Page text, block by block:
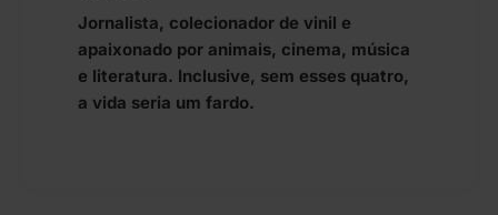
Jornalista, colecionador de vinil e
apaixonado por animais, cinema, música
e literatura. Inclusive, sem esses quatro,
a vida seria um fardo.